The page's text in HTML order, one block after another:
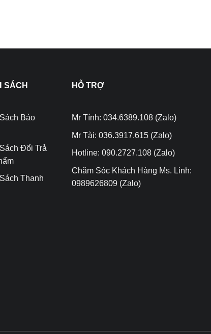
SÁCH
Bảo
Đổi Trả
Thanh
HỖ TRỢ
Mr Tính: 034.6389.108 (Zalo)
Mr Tài: 036.3917.615 (Zalo)
Hotline: 090.2727.108 (Zalo)
Chăm Sóc Khách Hàng Ms. Linh:
0989626809 (Zalo)